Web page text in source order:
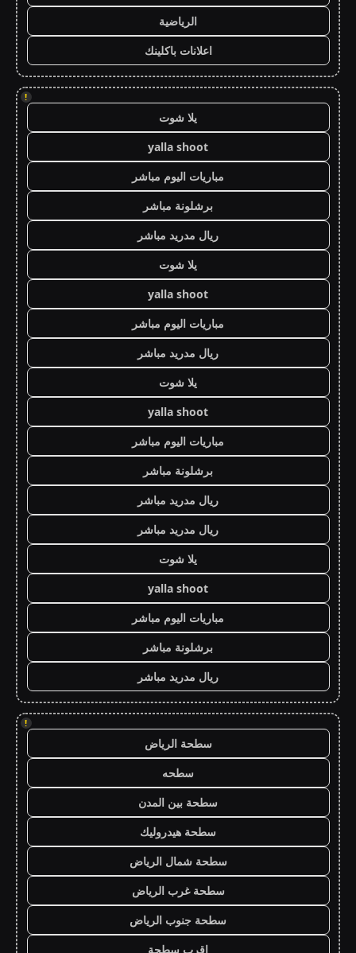
الرياضية
اعلانات باكلينك
!
يلا شوت
yalla shoot
مباريات اليوم مباشر
برشلونة مباشر
ريال مدريد مباشر
يلا شوت
yalla shoot
مباريات اليوم مباشر
ريال مدريد مباشر
يلا شوت
yalla shoot
مباريات اليوم مباشر
برشلونة مباشر
ريال مدريد مباشر
ريال مدريد مباشر
يلا شوت
yalla shoot
مباريات اليوم مباشر
برشلونة مباشر
ريال مدريد مباشر
!
سطحة الرياض
سطحه
سطحة بين المدن
سطحة هيدروليك
سطحة شمال الرياض
سطحة غرب الرياض
سطحة جنوب الرياض
اقرب سطحة